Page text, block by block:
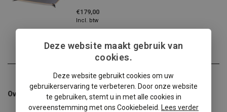
€179,00
Incl. btw
Overige categorieën in Auto windschermen
Deze website maakt gebruik van
cookies.
Deze website gebruikt cookies om uw
gebruikerservaring te verbeteren. Door onze website
te gebruiken, stemt u in met alle cookies in
overeenstemming met ons Cookiebeleid. Lees verder